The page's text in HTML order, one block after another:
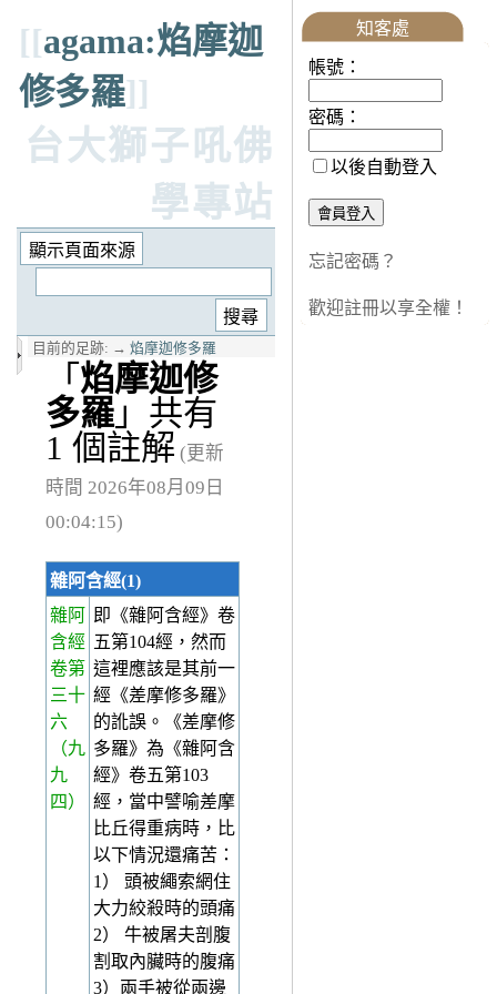
[[agama:焰摩迦
修多羅]]
台大獅子吼佛
學專站
目前的足跡: → 焰摩迦修多羅
「 焰摩迦修
多羅 」共有
1 個註解 (更新
時間 2026年08月09日
00:04:15)
雜阿含經(1)
雜阿
含經
卷第
三十
六
（九
九
四）
即《雜阿含經》卷
五第104經，然而
這裡應該是其前一
經《差摩修多羅》
的訛誤。《差摩修
多羅》為《雜阿含
經》卷五第103
經，當中譬喻差摩
比丘得重病時，比
以下情況還痛苦：
1） 頭被繩索網住
大力絞殺時的頭痛
2） 牛被屠夫剖腹
割取內臟時的腹痛
3）兩手被從兩邊
知客處
帳號：
密碼：
以後自動登入
忘記密碼？
歡迎註冊以享全權！